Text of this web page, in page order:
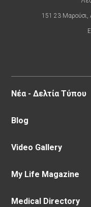
151 23 Μαρούσι,
Νέα - Δελτία Τύπου
Blog
Video Gallery
My Life Magazine
Medical Directory